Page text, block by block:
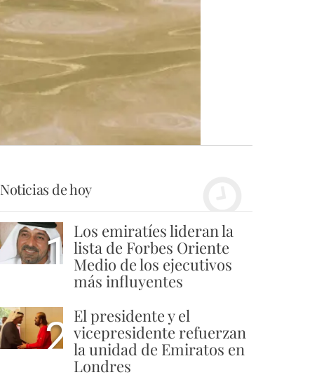
Noticias de hoy
1 Los emiratíes lideran la
lista de Forbes Oriente
Medio de los ejecutivos
más influyentes
2 El presidente y el
vicepresidente refuerzan
la unidad de Emiratos en
Londres